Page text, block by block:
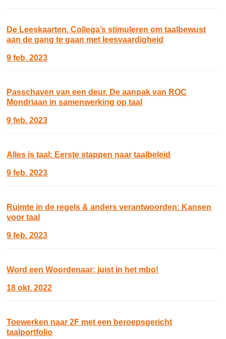
De Leeskaarten. Collega’s stimuleren om taalbewust
aan de gang te gaan met leesvaardigheid
9 feb. 2023
Passchaven van een deur. De aanpak van ROC
Mondriaan in samenwerking op taal
9 feb. 2023
Alles is taal: Eerste stappen naar taalbeleid
9 feb. 2023
Ruimte in de regels & anders verantwoorden: Kansen
voor taal
9 feb. 2023
Word een Woordenaar: juist in het mbo!
18 okt. 2022
Toewerken naar 2F met een beroepsgericht
taalportfolio